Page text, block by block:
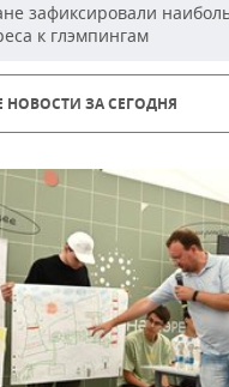
зафиксировали
к глэмпингам
НОВОСТИ ЗА СЕГОДНЯ